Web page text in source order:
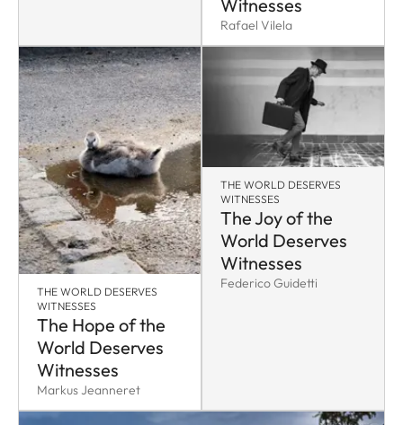
Witnesses
Rafael Vilela
THE WORLD DESERVES
WITNESSES
The Hope of the
World Deserves
Witnesses
Markus Jeanneret
THE WORLD DESERVES
WITNESSES
The Joy of the
World Deserves
Witnesses
Federico Guidetti